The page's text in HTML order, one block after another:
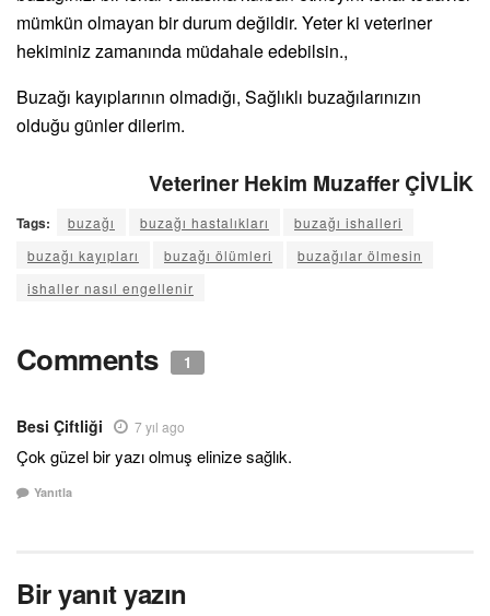
mümkün olmayan bir durum değildir. Yeter ki veteriner
hekiminiz zamanında müdahale edebilsin.,
Buzağı kayıplarının olmadığı, Sağlıklı buzağılarınızın
olduğu günler dilerim.
Veteriner Hekim Muzaffer ÇİVLİK
Tags: buzağı buzağı hastalıkları
buzağı ishalleri
buzağı kayıpları
buzağı ölümleri
buzağılar ölmesin
ishaller nasıl engellenir
Comments 1
Besi Çiftliği 7 yıl ago
Çok güzel bir yazı olmuş elinize sağlık.
Yanıtla
Bir yanıt yazın